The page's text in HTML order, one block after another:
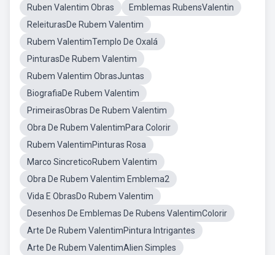
Ruben Valentim Obras
Emblemas RubensValentin
ReleiturasDe Rubem Valentim
Rubem ValentimTemplo De Oxalá
PinturasDe Rubem Valentim
Rubem Valentim ObrasJuntas
BiografiaDe Rubem Valentim
PrimeirasObras De Rubem Valentim
Obra De Rubem ValentimPara Colorir
Rubem ValentimPinturas Rosa
Marco SincreticoRubem Valentim
Obra De Rubem Valentim Emblema2
Vida E ObrasDo Rubem Valentim
Desenhos De Emblemas De Rubens ValentimColorir
Arte De Rubem ValentimPintura Intrigantes
Arte De Rubem ValentimAlien Simples